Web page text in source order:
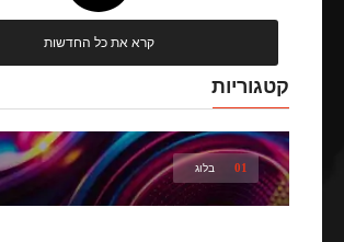
קרא את כל החדשות
קטגוריות
01 בלוג